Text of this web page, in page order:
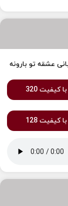
عشقه تو بارونه
کیفیت 320
کیفیت 128